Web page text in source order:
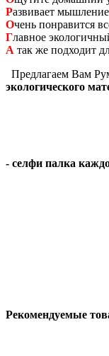
Развивает
Очень понравится
Главное
А так же подходит
Предлагаем Вам
экологического
- селфи палка
Рекомендуемые